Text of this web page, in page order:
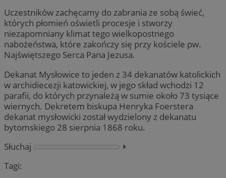
Uczestników zachęcamy do zabrania ze sobą świeć,
których płomień oświetli procesje i stworzy
niezapomniany klimat tego wielkopostnego
nabożeństwa, które zakończy się przy kościele pw.
Najświętszego Serca Pana Jezusa.
Dekanat Mysłowice to jeden z 34 dekanatów katolickich
w archidiecezji katowickiej, w jego skład wchodzi 12
parafii, do których przynależą w sumie około 73 tysiące
wiernych. Dekretem biskupa Henryka Foerstera
dekanat mysłowicki został wydzielony z dekanatu
bytomskiego 28 sierpnia 1868 roku.
Słuchaj
⏵︎
Tagi: